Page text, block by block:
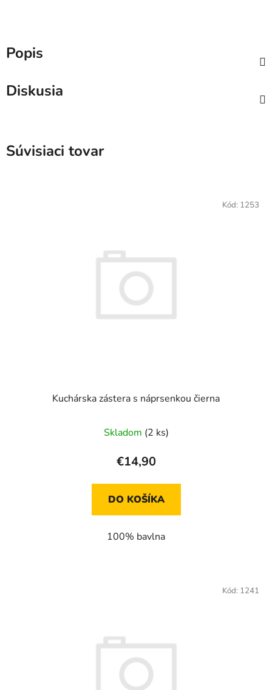
Popis
Diskusia
Súvisiaci tovar
Kuchárska zástera s náprsenkou čierna
Skladom (2 ks)
€14,90
DO KOŠÍKA
100% bavlna
Kód: 1253
Kód: 1241